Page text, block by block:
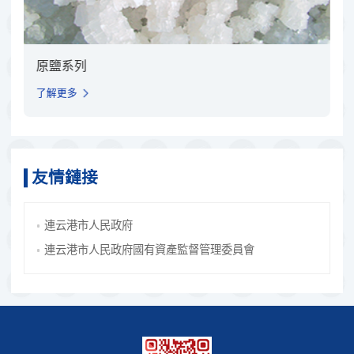
原鹽系列
了解更多
友情鏈接
連云港市人民政府
連云港市人民政府國有資產監督管理委員會